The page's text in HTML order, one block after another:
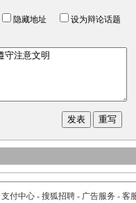
隐藏地址
设为辩论话题
支付中心- 搜狐招聘- 广告服务 - 客